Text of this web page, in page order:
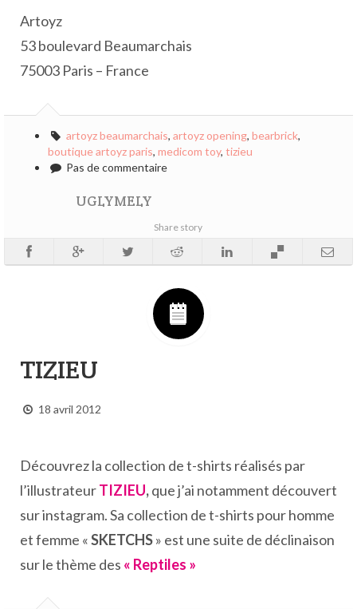
Artoyz
53 boulevard Beaumarchais
75003 Paris – France
artoyz beaumarchais, artoyz opening, bearbrick,
boutique artoyz paris, medicom toy, tizieu
Pas de commentaire
UGLYMELY
Share story
TIZIEU
18 avril 2012
Découvrez la collection de t-shirts réalisés par
l’illustrateurTIZIEU,que j’ai notamment découvert
sur instagram. Sa collection de t-shirts pour homme
et femme «SKETCHS» est une suite de déclinaison
sur le thème des « Reptiles »